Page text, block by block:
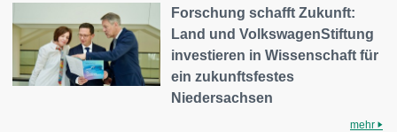
Forschung schafft Zukunft:
Land und VolkswagenStiftung
investieren in Wissenschaft für
ein zukunftsfestes
Niedersachsen
mehr